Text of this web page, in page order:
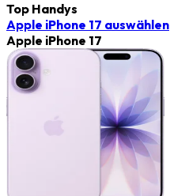
Top Handys
Apple iPhone 17 auswählen
Apple iPhone 17